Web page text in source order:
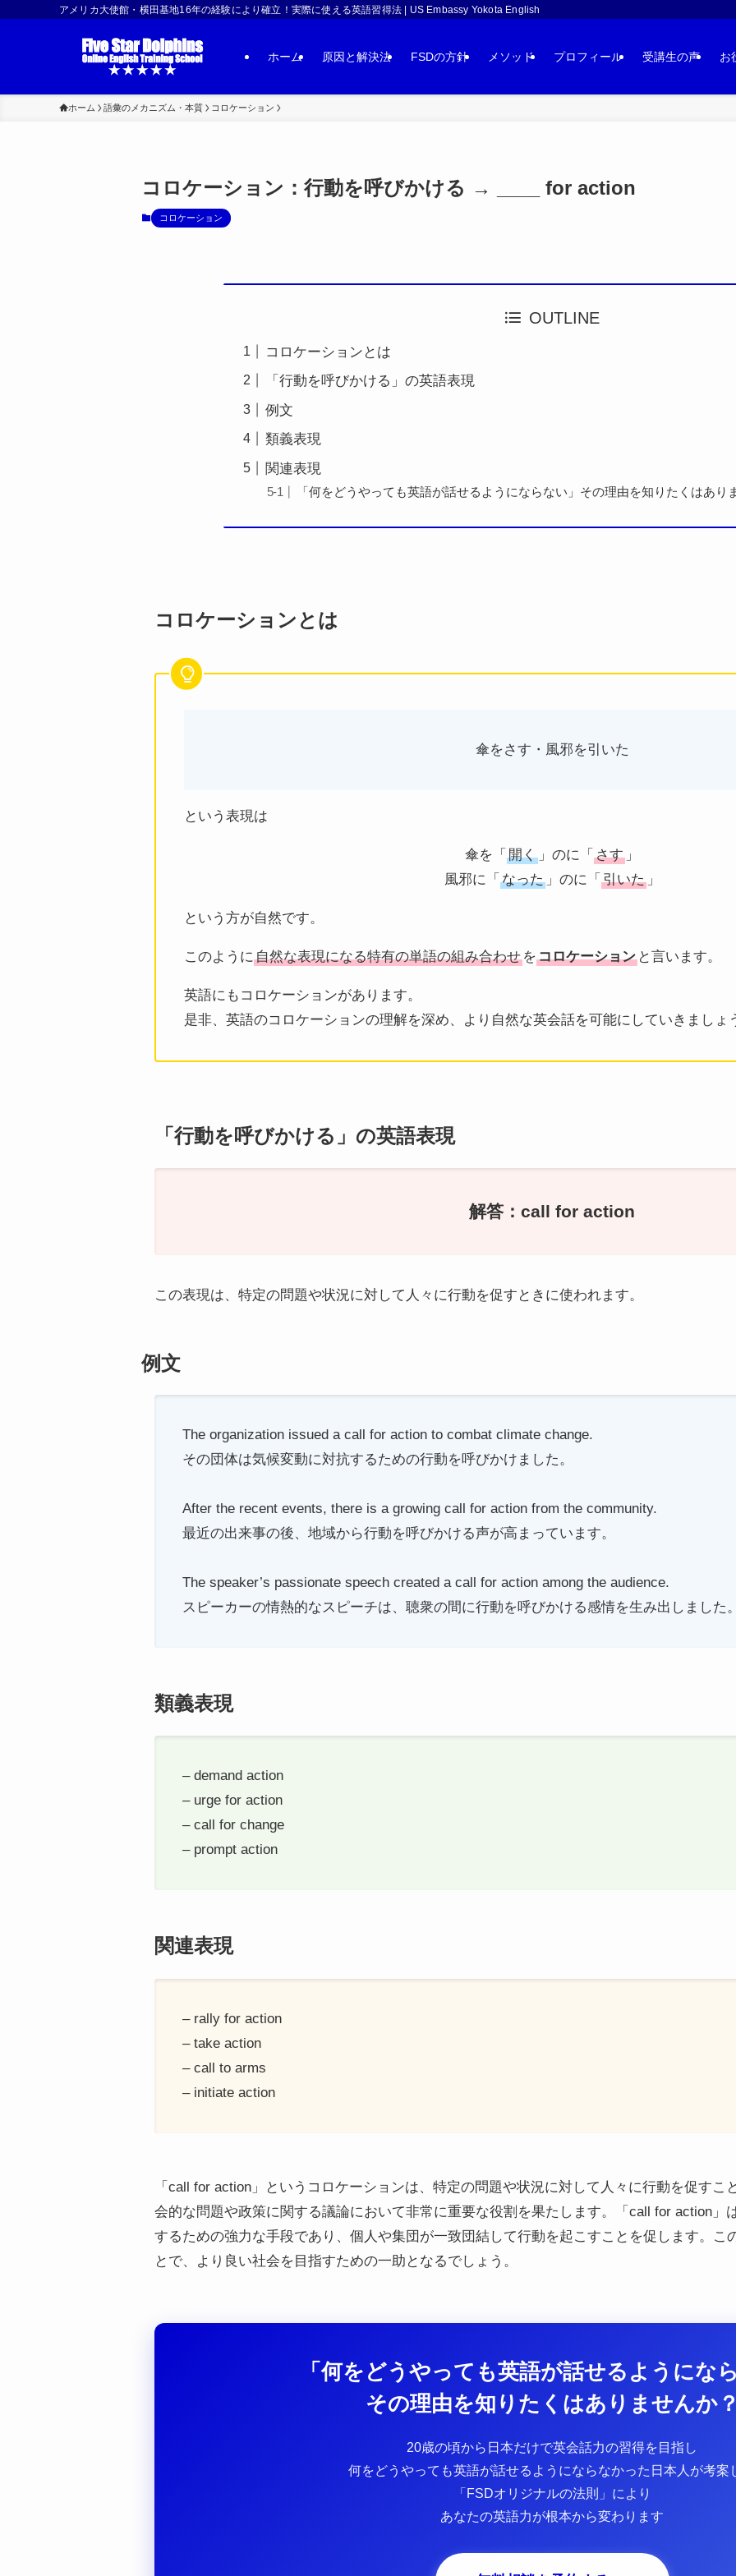
アメリカ大使館・横田基地16年の経験により確立！実際に使える英語習得法 | US Embassy Yokota English
ホーム 原因と解決法 FSDの方針 メソッド プロフィール 受講生の声 お
ホーム 語彙のメカニズム・本質 コロケーション
コロケーション：行動を呼びかける → ____ for action
コロケーション
OUTLINE
コロケーションとは
「行動を呼びかける」の英語表現
例文
類義表現
関連表現
「何をどうやっても英語が話せるようにならない」その理由を知りたくはあり
コロケーションとは
傘をさす・風邪を引いた
という表現は
傘を「 開く 」のに「 さす 」
風邪に「 なった」のに「 引いた」
という方が自然です。
このように 自然な表現になる特有の単語の組み合わせ をコロケーション と言います。
英語にもコロケーションがあります。
是非、英語のコロケーションの理解を深め、より自然な英会話を可能にしていきましょ
「行動を呼びかける」の英語表現
解答：call for action
この表現は、特定の問題や状況に対して人々に行動を促すときに使われます。
例文
The organization issued a call for action to combat climate change.
その団体は気候変動に対抗するための行動を呼びかけました。
After the recent events, there is a growing call for action from the community.
最近の出来事の後、地域から行動を呼びかける声が高まっています。
The speaker’s passionate speech created a call for action among the audience.
スピーカーの情熱的なスピーチは、聴衆の間に行動を呼びかける感情を生み出しました
類義表現
– demand action
– urge for action
– call for change
– prompt action
関連表現
– rally for action
– take action
– call to arms
– initiate action
「call for action」というコロケーションは、特定の問題や状況に対して人々に行動を促すこ
会的な問題や政策に関する議論において非常に重要な役割を果たします。「call for action」
するための強力な手段であり、個人や集団が一致団結して行動を起こすことを促します。こ
とで、より良い社会を目指すための一助となるでしょう。
「何をどうやっても英語が話せるようにな
その理由を知りたくはありませんか
20歳の頃から日本だけで英会話力の習得を目指し
何をどうやっても英語が話せるようにならなかった日本人が考案
「FSDオリジナルの法則」により
あなたの英語力が根本から変わります